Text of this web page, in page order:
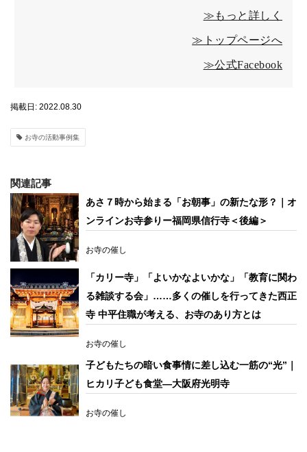
≫もっと詳しく
≫トップページへ
≫公式Facebook
掲載日: 2022.08.30
お寺の活動事例集
関連記事
あさ７時から始まる「お朝事」の新たな形？｜オ
ンラインお寺参りー福岡県信行寺＜後編＞
お寺の催し
「カリー寺」「よいかなよいかな」「教育に関わ
る雑談する会」……多くの催しを行ってきた西正
寺 中平住職が考える、お寺のあり方とは
お寺の催し
子どもたちの暗い食事情に差し込む一筋の“光”｜
ヒカリ子ども食堂―大阪府光明寺
お寺の催し